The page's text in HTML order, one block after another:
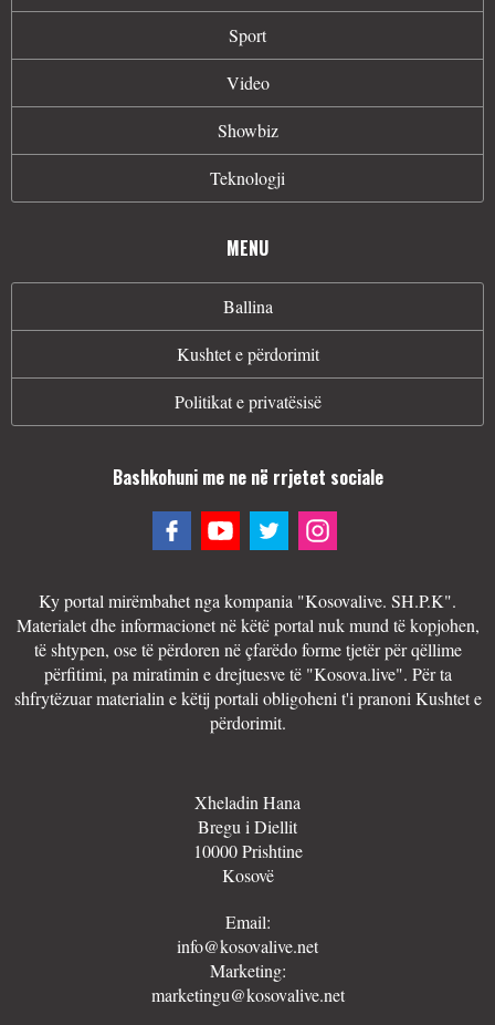
Sport
Video
Showbiz
Teknologji
MENU
Ballina
Kushtet e përdorimit
Politikat e privatësisë
Bashkohuni me ne në rrjetet sociale
Ky portal mirëmbahet nga kompania "Kosovalive. SH.P.K".
Materialet dhe informacionet në këtë portal nuk mund të kopjohen,
të shtypen, ose të përdoren në çfarëdo forme tjetër për qëllime
përfitimi, pa miratimin e drejtuesve të "Kosova.live". Për ta
shfrytëzuar materialin e këtij portali obligoheni t'i pranoni Kushtet e
përdorimit.
Xheladin Hana
Bregu i Diellit
10000 Prishtine
Kosovë
Email:
info@kosovalive.net
Marketing:
marketingu@kosovalive.net